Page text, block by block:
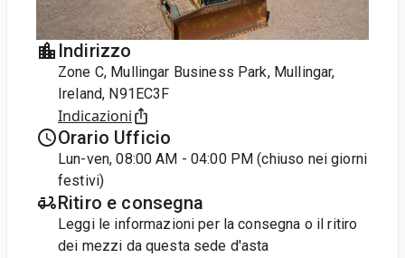
Indirizzo
Zone C, Mullingar Business Park, Mullingar,
Ireland, N91EC3F
Indicazioni
Orario Ufficio
Lun-ven, 08:00 AM - 04:00 PM (chiuso nei giorni
festivi)
Ritiro e consegna
Leggi le informazioni per la consegna o il ritiro
dei mezzi da questa sede d'asta